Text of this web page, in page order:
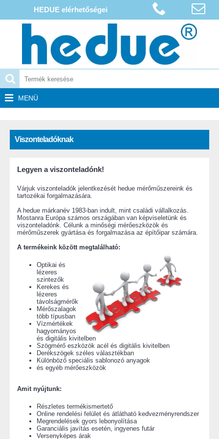
HEDUE elérhetőségei
MENÜ
Viszonteladóknak
Legyen a viszonteladónk!
Várjuk viszonteladók jelentkezését hedue mérőműszereink és
tartozékai forgalmazására.
A hedue márkanév 1983-ban indult, mint családi vállalkozás.
Mostanra Európa számos országában van képviseletünk és
viszonteladónk. Célunk a minőségi mérőeszközök és
mérőműszerek gyártása és forgalmazása az építőipar számára.
A termékeink között megtalálható:
Optikai és
lézeres
szintezők
Kerekes és
lézeres
távolságmérők
Mérőszalagok
több típusban
Vízmértékek
hagyományos
és digitális kivitelben
Szögmérő eszközök acél és digitális kivitelben
Derékszögek széles választékban
Különböző speciális sablonozó anyagok
és egyéb mérőeszközök
Amit nyújtunk:
Részletes termékismertető
Online rendelési felület és átlátható kedvezményrendszer
Megrendelések gyors lebonyolítása
Garanciális javítás esetén, ingyenes futár
Versenyképes árak